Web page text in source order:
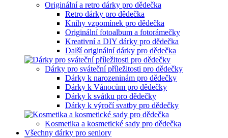
Originální a retro dárky pro dědečka
Retro dárky pro dědečka
Knihy vzpomínek pro dědečka
Originální fotoalbum a fotorámečky
Kreativní a DIY dárky pro dědečka
Další originální dárky pro dědečka
Dárky pro sváteční příležitosti pro dědečky
Dárky k narozeninám pro dědečky
Dárky k Vánocům pro dědečky
Dárky k svátku pro dědečky
Dárky k výročí svatby pro dědečky
Kosmetika a kosmetické sady pro dědečka
Všechny dárky pro seniory